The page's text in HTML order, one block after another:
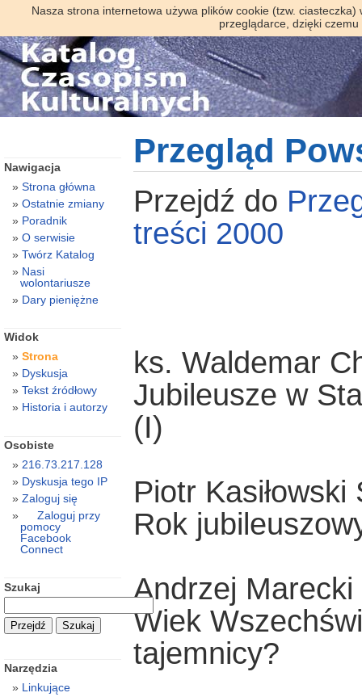
Nasza strona internetowa używa plików cookie (tzw.
przeglądarce, dzięki
Przegląd
Przejdź do
treści 2000
ks. Waldemar
Jubileusze w
(I)
Piotr Kasiłowski
Rok
Andrzej Marecki
Wiek
tajemnicy?
Nawigacja
Strona główna
Ostatnie zmiany
Poradnik
O serwisie
Twórz Katalog
Nasi
wolontariusze
Dary pieniężne
Widok
Strona
Dyskusja
Tekst źródłowy
Historia i autorzy
Osobiste
216.73.217.128
Dyskusja tego IP
Zaloguj się
Zaloguj przy
pomocy
Facebook
Connect
Szukaj
Narzędzia
Linkujące